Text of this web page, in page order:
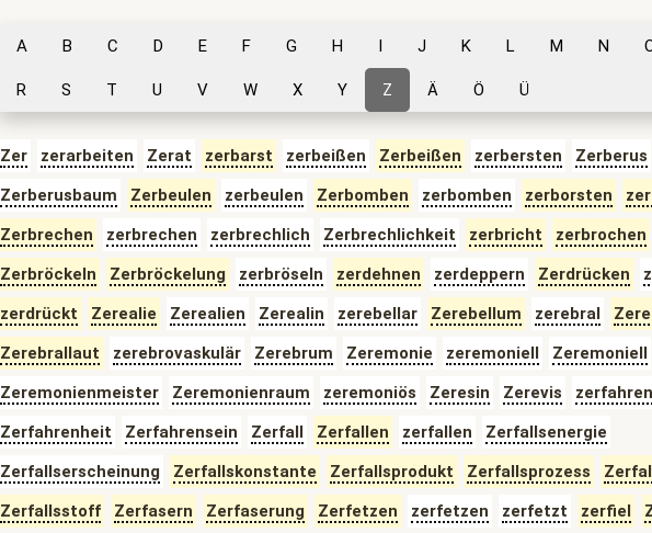
A B C D E F G H I J K L M N
R S T U V W X Y Z Ä Ö Ü
Zer zerarbeiten Zerat zerbarst zerbeißen Zerbeißen zerbersten
Zerberus
Zerberusbaum
Zerbeulen zerbeulen Zerbomben zerbomben zerborsten
Zerbrechen
zerbrechen zerbrechlich Zerbrechlichkeit zerbricht zerbrochen
Zerbröckeln
Zerbröckelung zerbröseln zerdehnen zerdeppern Zerdrücken
zerdrückt
Zerealie Zerealien Zerealin zerebellar Zerebellum zerebral
Zerebrallaut
zerebrovaskulär Zerebrum Zeremonie zeremoniell
Zeremoniell
Zeremonienmeister
Zeremonienraum zeremoniös Zeresin Zerevis
zerfahren
Zerfahrenheit
Zerfahrensein Zerfall Zerfallen zerfallen
Zerfallsenergie
Zerfallserscheinung
Zerfallskonstante Zerfallsprodukt Zerfallsprozess
Zerfallsstoff
Zerfasern Zerfaserung Zerfetzen zerfetzen zerfetzt zerfiel